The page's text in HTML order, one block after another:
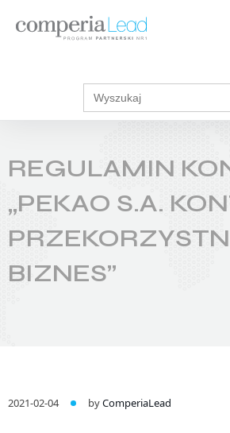
Strefa Wiedzy
Akcje promocyjne
Regulaminy
Search
for:
REGULAMIN
„PEKAO S.A.
BIZNES”
2021-02-04 byComperiaLead